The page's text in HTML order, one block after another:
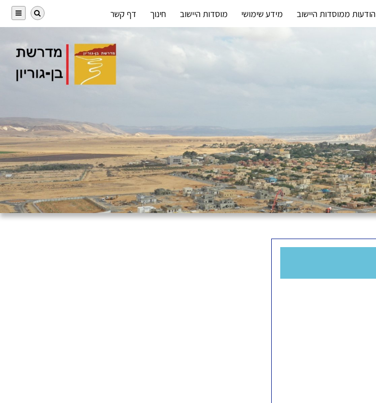
הודעות ממוסדות היישוב מידע שימושי מוסדות היישוב חינוך דף קשר